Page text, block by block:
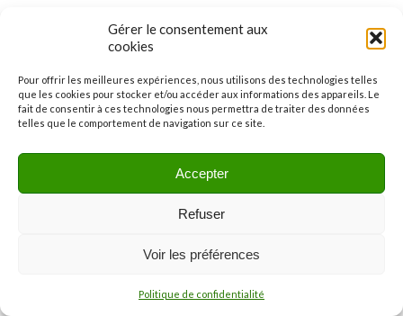
Gérer le consentement aux
cookies
Pour offrir les meilleures expériences, nous utilisons des technologies telles
que les cookies pour stocker et/ou accéder aux informations des appareils. Le
fait de consentir à ces technologies nous permettra de traiter des données
telles que le comportement de navigation sur ce site.
Accepter
Refuser
Voir les préférences
Politique de confidentialité